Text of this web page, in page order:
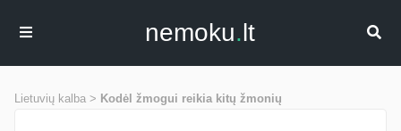
nemoku.lt
Lietuvių kalba > Kodėl žmogui reikia kitų žmonių